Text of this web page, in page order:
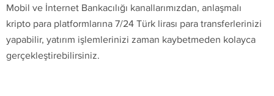
Mobil ve İnternet Bankacılığı kanallarımızdan, anlaşmalı
kripto para platformlarına 7/24 Türk lirası para transferlerinizi
yapabilir, yatırım işlemlerinizi zaman kaybetmeden kolayca
gerçekleştirebilirsiniz.